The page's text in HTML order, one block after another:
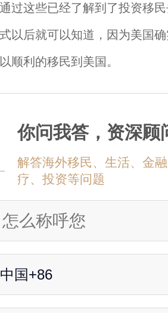
些已经了解到了投资移民
以后就可以知道，因为美国
顺利的移民到美国。
你问我答，资深顾
解答海外移民、生活、金
疗、投资等问题
中国+86